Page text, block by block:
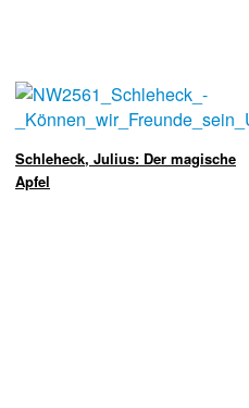
Schleheck, Julius: Der magische
Apfel